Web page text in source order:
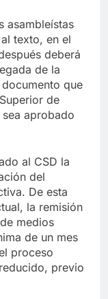
asambleístas
texto, en el
deberá
de la
que
de
aprobado
al CSD la
del
De esta
la remisión
medios
de un mes
proceso
previo